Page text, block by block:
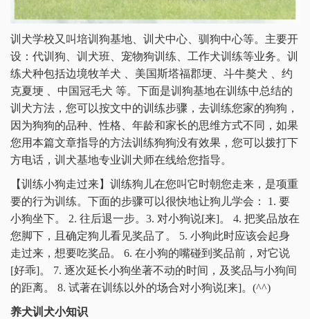
训犬学校又叫培训狗基地、训犬中心、驯狗中心等。主要开
设：代训狗、训犬班、宠物狗训练、工作犬训练等业务。训
练犬种包括边境牧羊犬 、美国斯塔福郡埂、斗牛獒犬 、约
克夏埂 、中国冠毛犬 等。下面是训狗基地在训练中总结的
训犬方法，您可以按文中的训练步骤，去训练您家的狗狗，
因为狗狗的品种、性格、年龄和家长的思维方式不同，如果
您用本篇文章指导的方法训练狗狗没有效果，您可以拨打下
方电话，训犬基地专业训犬师在线给您指导。
【训练小狗走过来】训练狗儿在您叫它时朝您走来，是项重
要的行为训练。下面的步骤可以很快地让狗儿学会： 1. 要
小狗坐下。 2. 往后退一步。3. 对小狗说[来]。 4. 把奖品放在
您脚下，且确定狗儿看见奖品了。 5. 小狗此时应该会起身
走过来，想要吃奖品。 6. 在小狗的嘴碰到奖品前，对它说
[好乖]。 7. 逐次延长小狗坐著不动的时间，及奖品与小狗间
的距离。 8. 试著在训练以外的场合对小狗说[来]。(^^)
养犬训犬小知识